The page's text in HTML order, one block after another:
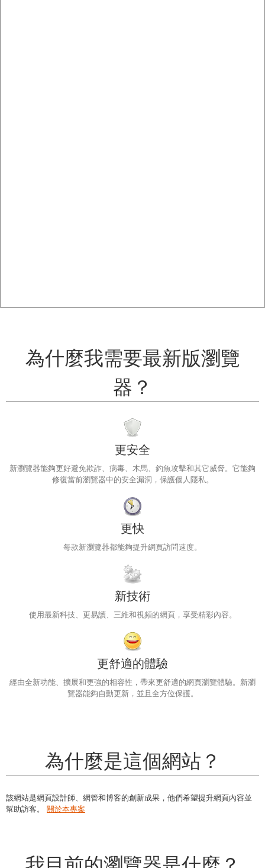
為什麼我需要最新版瀏覽
器？
更安全
新瀏覽器能夠更好避免欺詐、病毒、木馬、釣魚攻擊和其它威脅。它能夠
修復當前瀏覽器中的安全漏洞，保護個人隱私。
更快
每款新瀏覽器都能夠提升網頁訪問速度。
新技術
使用最新科技、更易讀、三維和視頻的網頁，享受精彩內容。
更舒適的體驗
經由全新功能、擴展和更強的相容性，帶來更舒適的網頁瀏覽體驗。新瀏
覽器能夠自動更新，並且全方位保護。
為什麼是這個網站？
該網站是網頁設計師、網管和博客的創新成果，他們希望提升網頁內容並
幫助訪客。 關於本專案